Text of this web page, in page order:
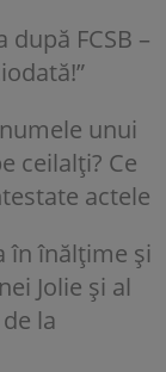
FCSB –
unui
ceilalți? Ce
actele
în înălțime și
Jolie și al
la